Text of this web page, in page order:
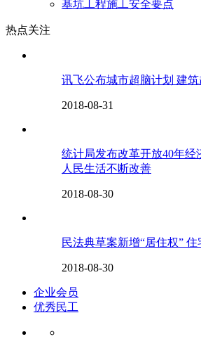
基坑工程施工安全要点
热点关注
讯飞公布城市超脑计划 建
2018-08-31
统计局发布改革开放40年经
人民生活不断改善
2018-08-30
民法典草案新增“居住权”
2018-08-30
企业会员
优秀民工